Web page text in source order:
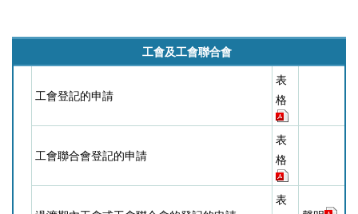
工會及工會聯合會
工會登記的申請
表
格
工會聯合會登記的申請
表
格
表